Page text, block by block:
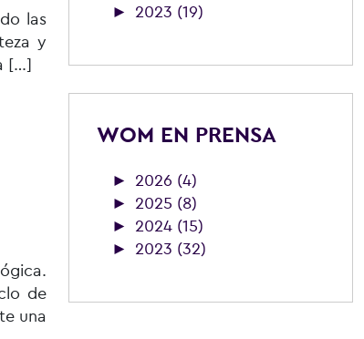
las
y
[…]
de
una
► 2023 (19)
WOM EN PRENSA
► 2026 (4)
► 2025 (8)
► 2024 (15)
► 2023 (32)